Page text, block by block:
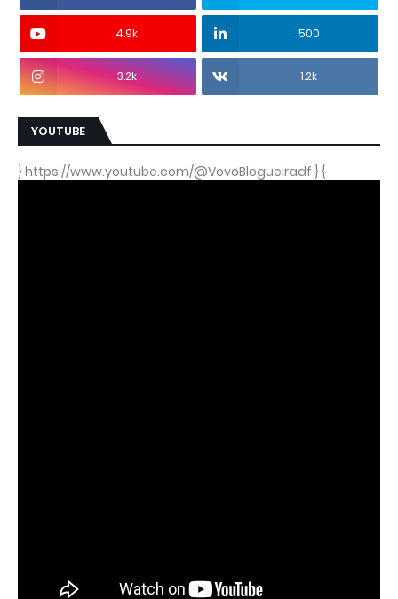
4.9k 500
3.2k 1.2k
YOUTUBE
} https://www.youtube.com/@VovoBlogueiradf } {